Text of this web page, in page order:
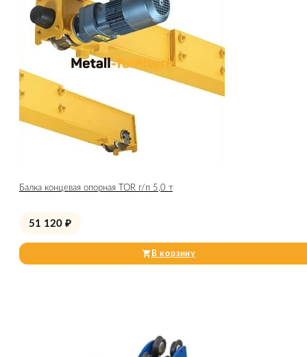
Балка концевая опорная TOR г/п 5,0 т
51 120 ₽
В корзину